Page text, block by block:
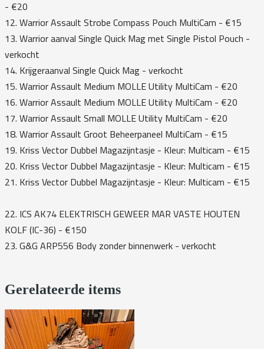
- €20
12. Warrior Assault Strobe Compass Pouch MultiCam - €15
13. Warrior aanval Single Quick Mag met Single Pistol Pouch -
verkocht
14. Krijgeraanval Single Quick Mag - verkocht
15. Warrior Assault Medium MOLLE Utility MultiCam - €20
16. Warrior Assault Medium MOLLE Utility MultiCam - €20
17. Warrior Assault Small MOLLE Utility MultiCam - €20
18. Warrior Assault Groot Beheerpaneel MultiCam - €15
19. Kriss Vector Dubbel Magazijntasje - Kleur: Multicam - €15
20. Kriss Vector Dubbel Magazijntasje - Kleur: Multicam - €15
21. Kriss Vector Dubbel Magazijntasje - Kleur: Multicam - €15
22. ICS AK74 ELEKTRISCH GEWEER MAR VASTE HOUTEN
KOLF (IC-36) - €150
23. G&G ARP556 Body zonder binnenwerk - verkocht
Gerelateerde items